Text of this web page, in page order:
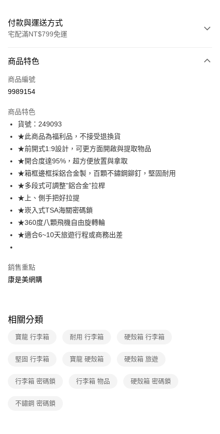
付款與運送方式
宅配滿NT$799免運
icash Pay
信用卡一次付款
LINE Pay
Apple Pay
街口支付
悠遊付
Google Pay
運送方式
宅配-下單後3-5個工作天配送(不含預購品)，箱購品分箱出貨
每筆NT$100，滿NT$799(含以上)免運費
商品特色
商品編號
9989154
商品特色
貨號：249093
★此商品為福利品，不接受退換貨
★前開式1:9設計，可更方面開啟與提取物品
★開合度達95%，超方便放置與拿取
★箱框邊框採鋁合金製，百顆不鏽鋼鉚釘，堅固耐用
★多段式可調整”鋁合金”拉桿
★上、側手把好拉提
★崁入式TSA海關密碼鎖
★360度八顆飛機自由旋轉輪
★適合6~10天旅遊行程或商務出差
銷售重點
康是美網購
相關分類
寶龍 行李箱 耐用 行李箱 硬殼箱 行李箱
堅固 行李箱 寶龍 硬殼箱 硬殼箱 旅遊
行李箱 密碼鎖 行李箱 物品 硬殼箱 密碼鎖
不鏽鋼 密碼鎖